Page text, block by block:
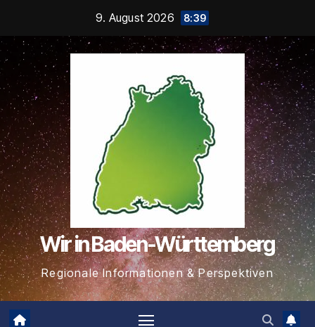
springen
9. August 2026 8:39
Wir in Baden-Württemberg
Regionale Informationen & Perspektiven